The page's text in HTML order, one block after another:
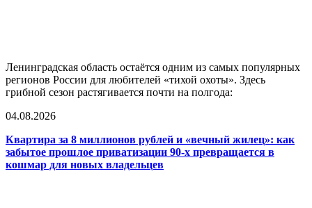
Ленинградская область остаётся одним из самых популярных
регионов России для любителей «тихой охоты». Здесь
грибной сезон растягивается почти на полгода:
04.08.2026
Квартира за 8 миллионов рублей и «вечный жилец»: как
забытое прошлое приватизации 90-х превращается в
кошмар для новых владельцев